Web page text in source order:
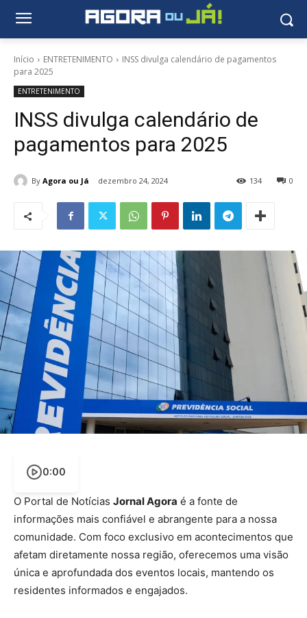
Início ENTRETENIMENTO
INSS divulga calendário de pagamentos
para 2025
ENTRETENIMENTO
INSS divulga calendário de
pagamentos para 2025
By Agora ou Já dezembro 24, 2024 0
134
0:00
O Portal de Notícias Jornal Agora é a fonte de
informações mais confiável e abrangente para a nossa
comunidade. Com foco exclusivo em acontecimentos que
afetam diretamente nossa região, oferecemos uma visão
única e aprofundada dos eventos locais, mantendo os
residentes informados e engajados.